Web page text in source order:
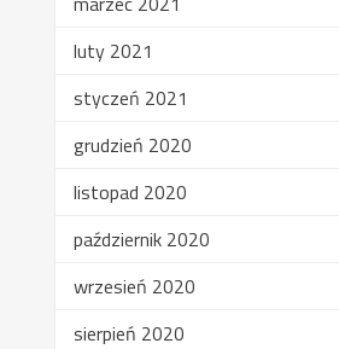
luty 2021
styczeń 2021
grudzień 2020
listopad 2020
październik 2020
wrzesień 2020
sierpień 2020